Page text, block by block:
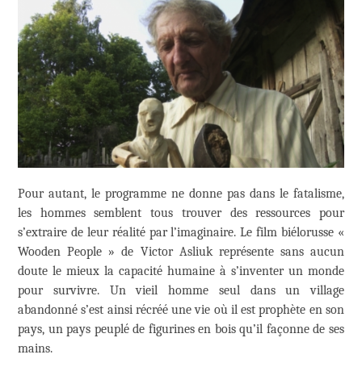
Pour autant, le programme ne donne pas dans le fatalisme,
les hommes semblent tous trouver des ressources pour
s’extraire de leur réalité par l’imaginaire. Le film biélorusse «
Wooden People » de Victor Asliuk représente sans aucun
doute le mieux la capacité humaine à s’inventer un monde
pour survivre. Un vieil homme seul dans un village
abandonné s’est ainsi récréé une vie où il est prophète en son
pays, un pays peuplé de figurines en bois qu’il façonne de ses
mains.